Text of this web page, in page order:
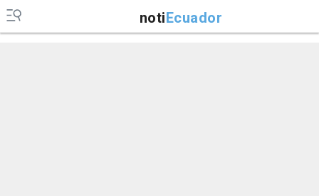
notiEcuador